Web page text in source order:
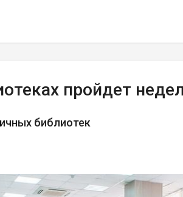
пройдет
библиотек